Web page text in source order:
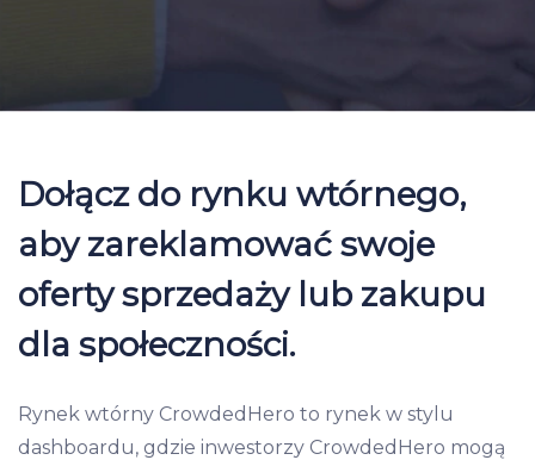
Dołącz do rynku wtórnego,
aby zareklamować swoje
oferty sprzedaży lub zakupu
dla społeczności.
Rynek wtórny CrowdedHero to rynek w stylu
dashboardu, gdzie inwestorzy CrowdedHero mogą